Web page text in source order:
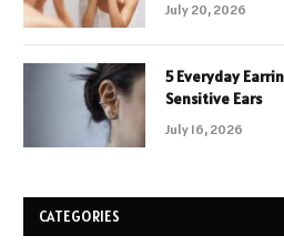
July 20, 2026
5 Everyday
Sensitive Ears
July 16, 2026
CATEGORIES